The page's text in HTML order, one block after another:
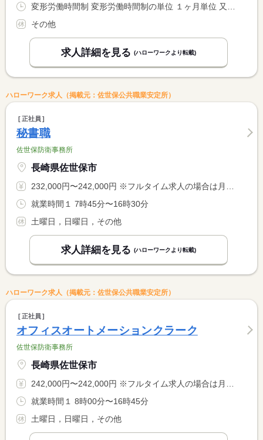
その他
求人詳細を見る (ハローワークより転載)
ハローワーク求人（掲載元：佐世保公共職業安定所）
正社員
秘書職
佐世保防衛事務所
長崎県佐世保市
232,000円〜242,000円 ※フルタイム求人の場合は月額（換算額）、パート求人の場合は時間額を表示しています。
就業時間１ 7時45分〜16時30分
土曜日，日曜日，その他
求人詳細を見る (ハローワークより転載)
ハローワーク求人（掲載元：佐世保公共職業安定所）
正社員
オフィスオートメーションクラーク
佐世保防衛事務所
長崎県佐世保市
242,000円〜242,000円 ※フルタイム求人の場合は月額（換算額）、パート求人の場合は時間額を表示しています。
就業時間１ 8時00分〜16時45分
土曜日，日曜日，その他